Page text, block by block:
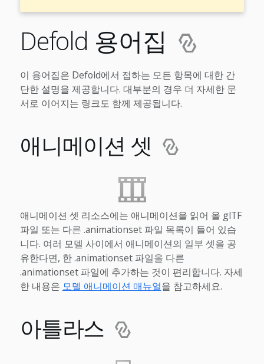
Defold 용어집
이 용어집은 Defold에서 접하는 모든 항목에 대한 간
단한 설명을 제공합니다. 대부분의 경우 더 자세한 문
서로 이어지는 링크도 함께 제공됩니다.
애니메이션 셋
애니메이션 셋 리소스에는 애니메이션을 읽어 올 glTF
파일 또는 다른 .animationset 파일 목록이 들어 있습
니다. 여러 모델 사이에서 애니메이션의 일부 셋을 공
유한다면, 한 .animationset 파일을 다른
.animationset 파일에 추가하는 것이 편리합니다. 자세
한 내용은 모델 애니메이션 매뉴얼을 참고하세요.
아틀라스